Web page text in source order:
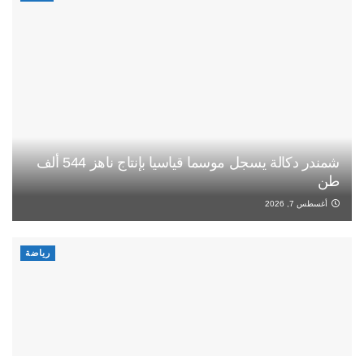
شمندر دكالة يسجل موسما قياسيا بإنتاج ناهز 544 ألف
طن
أغسطس 7, 2026
رياضة